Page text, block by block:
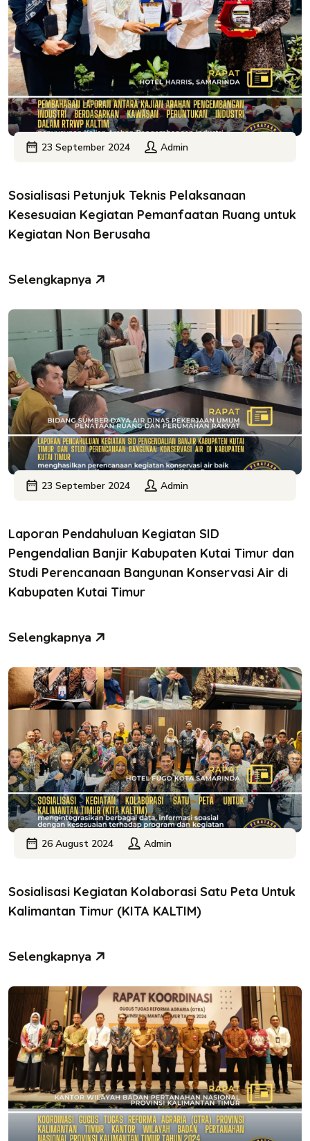
23 September 2024 Admin
Sosialisasi Petunjuk Teknis Pelaksanaan
Kesesuaian Kegiatan Pemanfaatan Ruang untuk
Kegiatan Non Berusaha
Selengkapnya
23 September 2024 Admin
Laporan Pendahuluan Kegiatan SID
Pengendalian Banjir Kabupaten Kutai Timur dan
Studi Perencanaan Bangunan Konservasi Air di
Kabupaten Kutai Timur
Selengkapnya
26 August 2024 Admin
Sosialisasi Kegiatan Kolaborasi Satu Peta Untuk
Kalimantan Timur (KITA KALTIM)
Selengkapnya